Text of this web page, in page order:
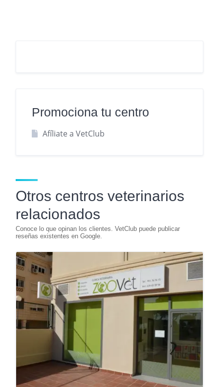
Promociona tu centro
Afíliate a VetClub
Otros centros veterinarios
relacionados